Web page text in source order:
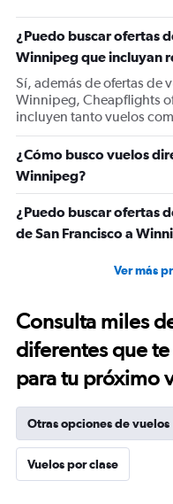
Y
axis
displaying
values.
Range:
0
900.
¿Puedo buscar ofertas
Winnipeg que incluyan
Sí, además de ofertas de
Winnipeg, Cheapflights
incluyen tanto vuelos
¿Cómo busco vuelos
Winnipeg?
¿Puedo buscar ofertas
de San Francisco a
Ver más
Consulta miles
diferentes que
para tu próximo
Otras opciones de vuelos
Vuelos por clase